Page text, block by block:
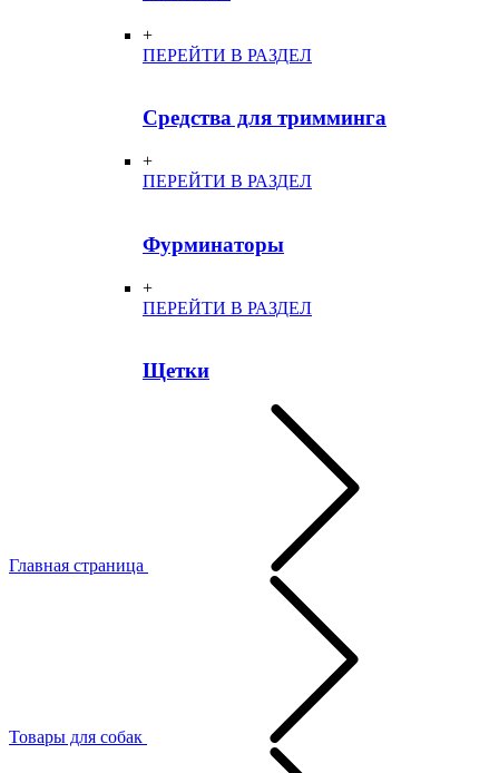
+
ПЕРЕЙТИ В РАЗДЕЛ
Средства для тримминга
+
ПЕРЕЙТИ В РАЗДЕЛ
Фурминаторы
+
ПЕРЕЙТИ В РАЗДЕЛ
Щетки
Главная страница
Товары для собак